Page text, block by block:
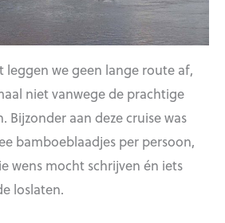
leggen we geen lange route af,
niet vanwege de prachtige
Bijzonder aan deze cruise was
bamboeblaadjes per persoon,
wens mocht schrijven én iets
loslaten.